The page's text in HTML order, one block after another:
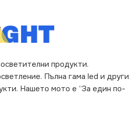
продукти.
Пълна гама led и други
Нашето мото е “За един по-